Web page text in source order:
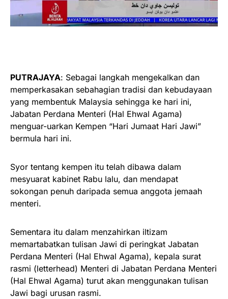
PUTRAJAYA: Sebagai langkah mengekalkan dan
memperkasakan sebahagian tradisi dan kebudayaan
yang membentuk Malaysia sehingga ke hari ini,
Jabatan Perdana Menteri (Hal Ehwal Agama)
menguar-uarkan Kempen “Hari Jumaat Hari Jawi”
bermula hari ini.
Syor tentang kempen itu telah dibawa dalam
mesyuarat kabinet Rabu lalu, dan mendapat
sokongan penuh daripada semua anggota jemaah
menteri.
Sementara itu dalam menzahirkan iltizam
memartabatkan tulisan Jawi di peringkat Jabatan
Perdana Menteri (Hal Ehwal Agama), kepala surat
rasmi (letterhead) Menteri di Jabatan Perdana Menteri
(Hal Ehwal Agama) turut akan menggunakan tulisan
Jawi bagi urusan rasmi.